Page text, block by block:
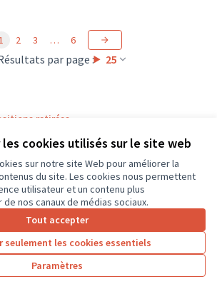
cookies utilisés sur le site web
sur notre site Web pour améliorer la
du site. Les cookies nous permettent
utilisateur et un contenu plus
nos canaux de médias sociaux.
Tout accepter
seulement les cookies essentiels
Paramètres
par page : 25
2 3 … 6
retirées
YouTube
externe)
libre Decidim .
Licence
(Lien